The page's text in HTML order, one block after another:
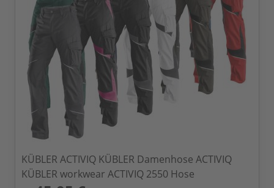
KÜBLER ACTIVIQ KÜBLER Damenhose ACTIVIQ
KÜBLER workwear ACTIVIQ 2550 Hose